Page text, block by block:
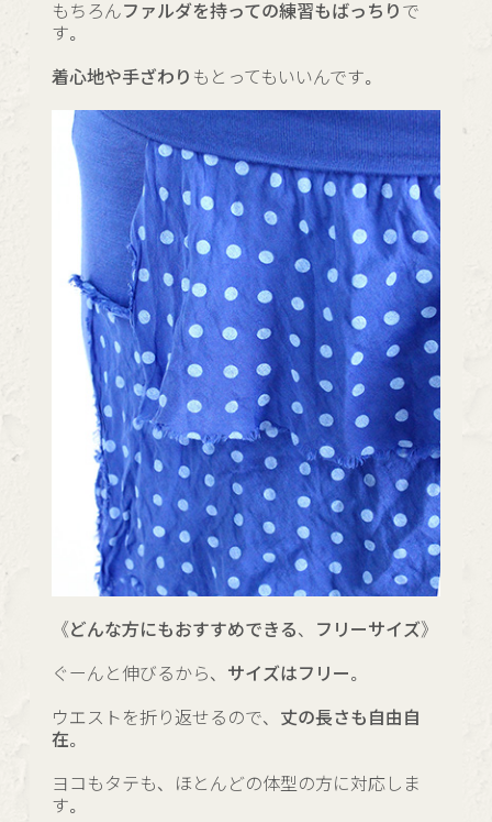
もちろんファルダを持っての練習もばっちり で
す。
着心地や手ざわり もとってもいいんです。
《どんな方にもおすすめできる、フリーサイズ》
ぐーんと伸びるから、 サイズはフリー。
ウエストを折り返せるので、 丈の長さも自由自
在。
ヨコもタテも、ほとんどの体型の方に対応しま
す。